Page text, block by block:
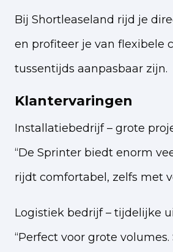
Bij Shortleaseland rijd je
en profiteer je van flexibele
tussentijds aanpasbaar zijn.
Klantervaringen
Installatiebedrijf – grote
“De Sprinter biedt enorm
rijdt comfortabel, zelfs met
Logistiek bedrijf – tijdelijke
“Perfect voor grote